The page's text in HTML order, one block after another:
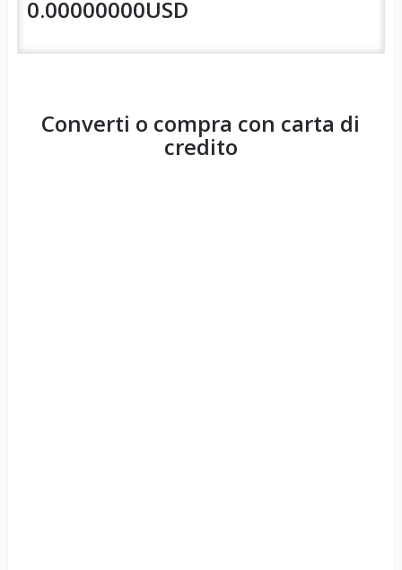
0.00000000USD
Converti o compra con carta di
credito